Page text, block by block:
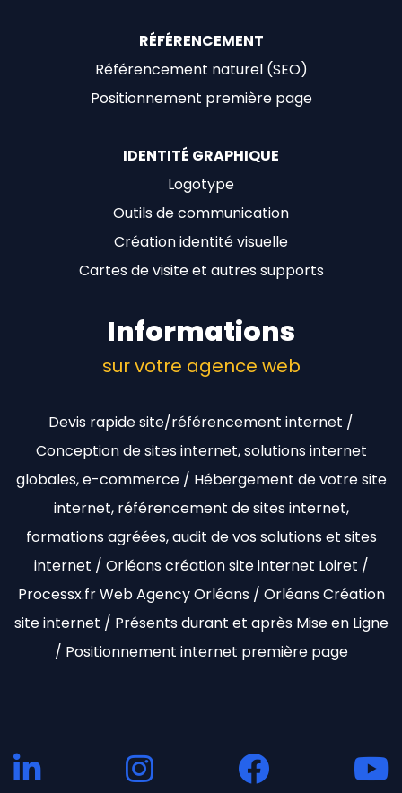
RÉFÉRENCEMENT
Référencement naturel (SEO)
Positionnement première page
IDENTITÉ GRAPHIQUE
Logotype
Outils de communication
Création identité visuelle
Cartes de visite et autres supports
Informations
sur votre agence web
Devis rapide site/référencement internet /
Conception de sites internet, solutions internet
globales, e-commerce / Hébergement de votre site
internet, référencement de sites internet,
formations agréées, audit de vos solutions et sites
internet / Orléans création site internet Loiret /
Processx.fr Web Agency Orléans / Orléans Création
site internet / Présents durant et après Mise en Ligne
/ Positionnement internet première page